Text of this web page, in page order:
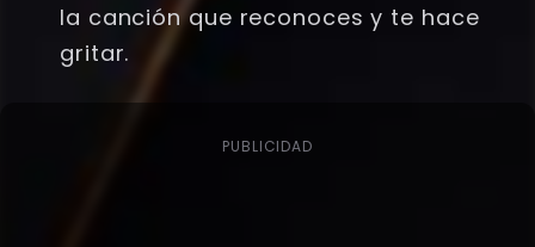
la canción que reconoces y te hace
gritar.
PUBLICIDAD